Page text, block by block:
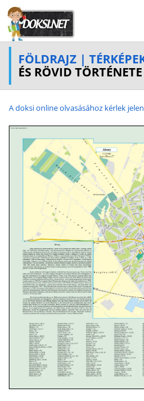
FÖLDRAJZ |
ÉS RÖVID TÖRTÉNETE
A doksi online olvasásához kérlek